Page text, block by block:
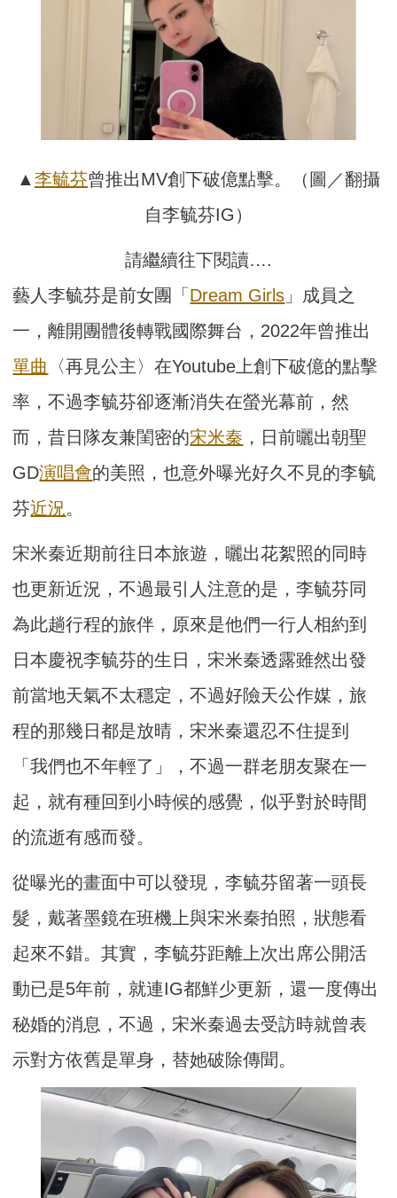
▲李毓芬曾推出MV創下破億點擊。（圖／翻攝
自李毓芬IG）
請繼續往下閱讀….
藝人李毓芬是前女團「 Dream Girls 」成員之
一，離開團體後轉戰國際舞台，2022年曾推出
單曲
〈再見公主〉在Youtube上創下破億的點擊
率，不過李毓芬卻逐漸消失在螢光幕前，然
而，昔日隊友兼閨密的宋米秦 ，日前曬出朝聖
GD演唱會的美照，也意外曝光好久不見的李毓
芬近況。
宋米秦近期前往日本旅遊，曬出花絮照的同時
也更新近況，不過最引人注意的是，李毓芬同
為此趟行程的旅伴，原來是他們一行人相約到
日本慶祝李毓芬的生日，宋米秦透露雖然出發
前當地天氣不太穩定，不過好險天公作媒，旅
程的那幾日都是放晴，宋米秦還忍不住提到
「我們也不年輕了」，不過一群老朋友聚在一
起，就有種回到小時候的感覺，似乎對於時間
的流逝有感而發。
從曝光的畫面中可以發現，李毓芬留著一頭長
髮，戴著墨鏡在班機上與宋米秦拍照，狀態看
起來不錯。其實，李毓芬距離上次出席公開活
動已是5年前，就連IG都鮮少更新，還一度傳出
秘婚的消息，不過，宋米秦過去受訪時就曾表
示對方依舊是單身，替她破除傳聞。